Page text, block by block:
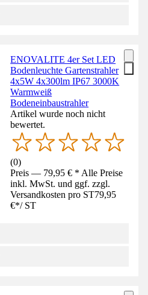
ENOVALITE 4er Set LED
Bodenleuchte Gartenstrahler
4x5W 4x300lm IP67 3000K
Warmweiß
Bodeneinbaustrahler
Artikel wurde noch nicht
bewertet.
(0)
Preis — 79,95 € * Alle Preise
inkl. MwSt. und ggf. zzgl.
Versandkosten pro ST79,95
€*/ ST